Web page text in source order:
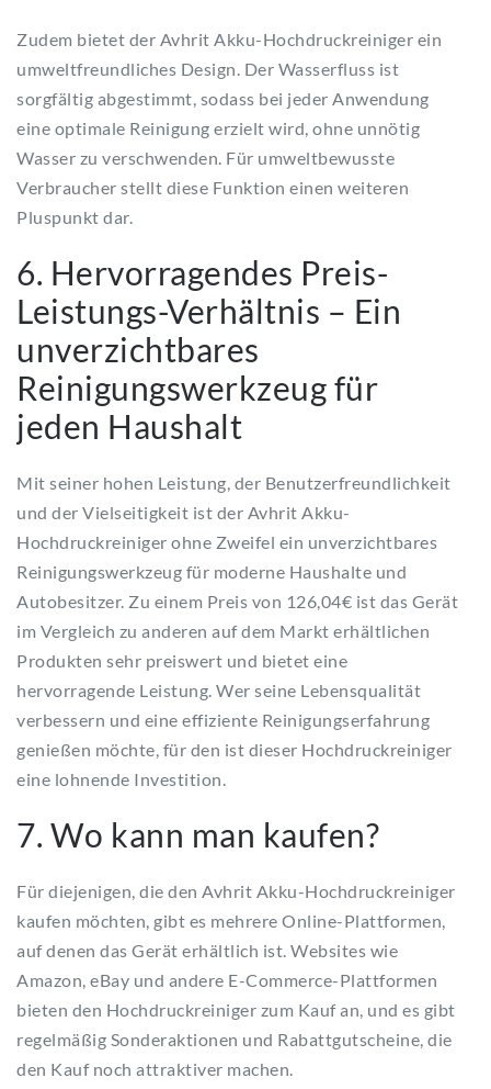
Zudem bietet der Avhrit Akku-Hochdruckreiniger ein
umweltfreundliches Design. Der Wasserfluss ist
sorgfältig abgestimmt, sodass bei jeder Anwendung
eine optimale Reinigung erzielt wird, ohne unnötig
Wasser zu verschwenden. Für umweltbewusste
Verbraucher stellt diese Funktion einen weiteren
Pluspunkt dar.
6. Hervorragendes Preis-
Leistungs-Verhältnis – Ein
unverzichtbares
Reinigungswerkzeug für
jeden Haushalt
Mit seiner hohen Leistung, der Benutzerfreundlichkeit
und der Vielseitigkeit ist der Avhrit Akku-
Hochdruckreiniger ohne Zweifel ein unverzichtbares
Reinigungswerkzeug für moderne Haushalte und
Autobesitzer. Zu einem Preis von 126,04€ ist das Gerät
im Vergleich zu anderen auf dem Markt erhältlichen
Produkten sehr preiswert und bietet eine
hervorragende Leistung. Wer seine Lebensqualität
verbessern und eine effiziente Reinigungserfahrung
genießen möchte, für den ist dieser Hochdruckreiniger
eine lohnende Investition.
7. Wo kann man kaufen?
Für diejenigen, die den Avhrit Akku-Hochdruckreiniger
kaufen möchten, gibt es mehrere Online-Plattformen,
auf denen das Gerät erhältlich ist. Websites wie
Amazon, eBay und andere E-Commerce-Plattformen
bieten den Hochdruckreiniger zum Kauf an, und es gibt
regelmäßig Sonderaktionen und Rabattgutscheine, die
den Kauf noch attraktiver machen.